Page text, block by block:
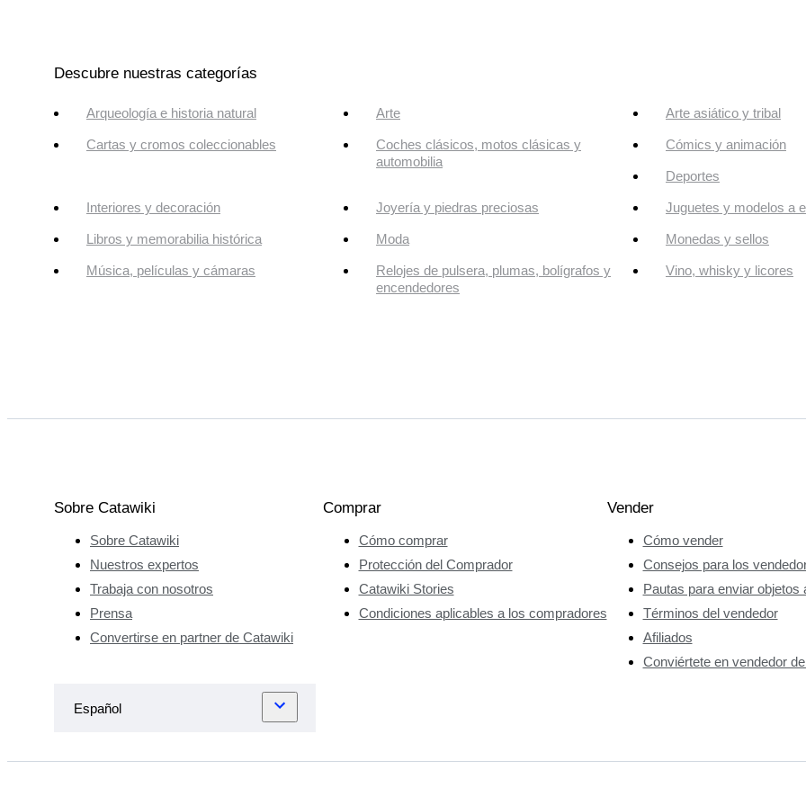
Descubre nuestras categorías
Arqueología e historia natural Arte Arte asiático y tribal
Cartas y cromos coleccionables
Coches clásicos, motos clásicas y
automobilia
Cómics y animación
Deportes
Interiores y decoración Joyería y piedras preciosas Juguetes y modelos a
Libros y memorabilia histórica Moda Monedas y sellos
Música, películas y cámaras
Relojes de pulsera, plumas, bolígrafos y
encendedores
Vino, whisky y licores
Sobre Catawiki
Sobre Catawiki
Nuestros expertos
Trabaja con nosotros
Prensa
Convertirse en partner de Catawiki
Comprar
Cómo comprar
Protección del Comprador
Catawiki Stories
Condiciones aplicables a los compradores
Vender
Cómo vender
Consejos para los
Pautas para enviar objetos
Términos del vendedor
Afiliados
Conviértete en vendedor